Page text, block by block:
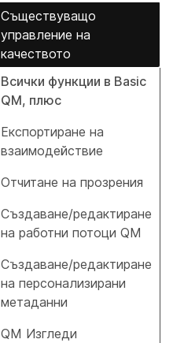
Съществуващо
управление на
качеството
Всички функции в Basic
QM, плюс
Експортиране на
взаимодействие
Отчитане на прозрения
Създаване/редактиране
на работни потоци QM
Създаване/редактиране
на персонализирани
метаданни
QM Изгледи